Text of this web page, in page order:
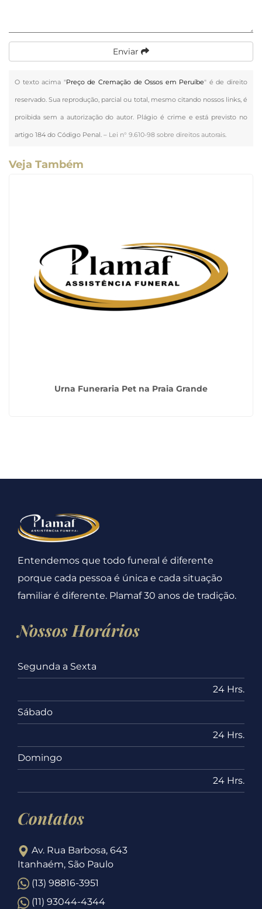
Enviar
O texto acima "Preço de Cremação de Ossos em Peruíbe" é de direito
reservado. Sua reprodução, parcial ou total, mesmo citando nossos links, é
proibida sem a autorização do autor. Plágio é crime e está previsto no
artigo 184 do Código Penal. – Lei n° 9.610-98 sobre direitos autorais.
Veja Também
Urna Funeraria Pet na Praia Grande
Entendemos que todo funeral é diferente
porque cada pessoa é única e cada situação
familiar é diferente. Plamaf 30 anos de tradição.
Nossos Horários
Segunda a Sexta
24 Hrs.
Sábado
24 Hrs.
Domingo
24 Hrs.
Contatos
Av. Rua Barbosa, 643
Itanhaém, São Paulo
(13) 98816-3951
(11) 93044-4344